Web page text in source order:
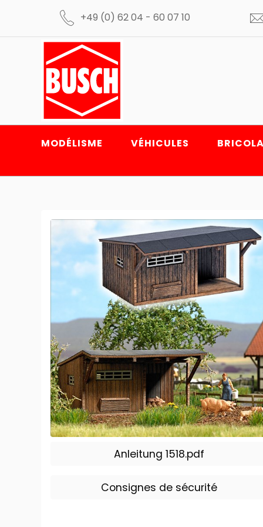
+49 (0) 62 04 - 60 07 10
MODÉLISME VÉHICULES
Anleitung 1518.pdf
Consignes de sécurité